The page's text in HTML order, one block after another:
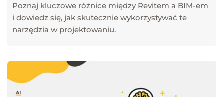
Poznaj kluczowe różnice między Revitem a BIM-em
i dowiedz się, jak skutecznie wykorzystywać te
narzędzia w projektowaniu.